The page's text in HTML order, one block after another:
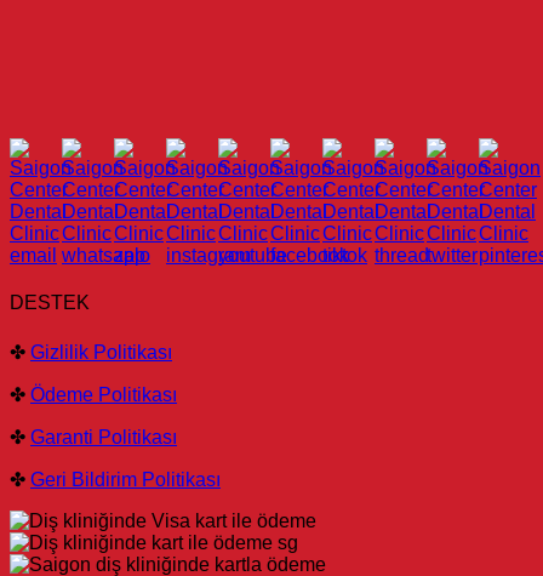
DESTEK
✤ Gizlilik Politikası
✤ Ödeme Politikası
✤ Garanti Politikası
✤ Geri Bildirim Politikası